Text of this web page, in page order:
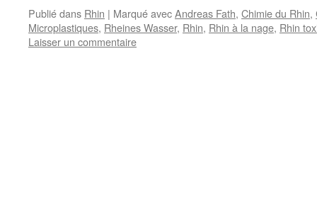
Publié dans Rhin | Marqué avecAndreas Fath, Chimie du Rhin,
Microplastiques, Rheines Wasser, Rhin, Rhin à la nage, Rhin
Laisser un commentaire